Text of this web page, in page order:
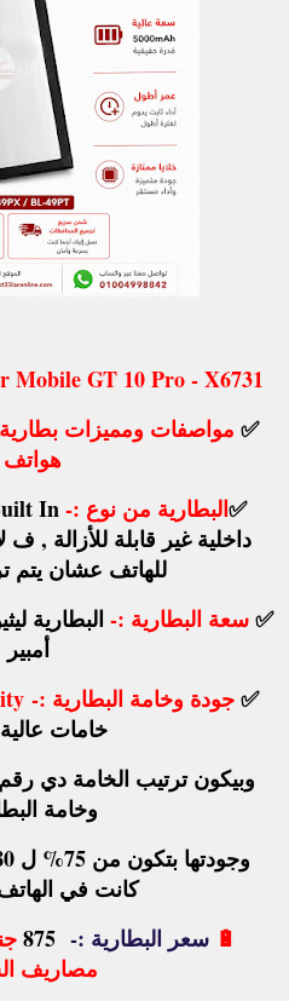
Mobile GT 10 Pro - X6731
✅ مواصفات ومميزات بطارية
هواتف
✅البطارية من نوع :-
داخلية غير قابلة للأزالة ,
للهاتف عشان يتم
✅سعة البطارية :-
✅جودة وخامة البطارية :-
خامات
وخامة
كانت في
🔋 سعر البطارية :-
مصاريف